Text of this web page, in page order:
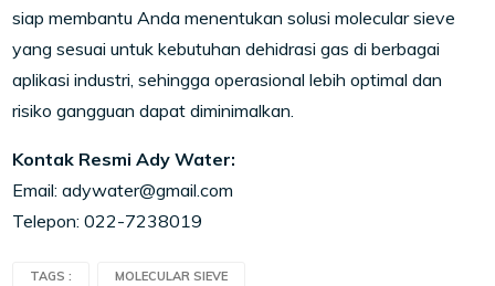
siap membantu Anda menentukan solusi molecular sieve
yang sesuai untuk kebutuhan dehidrasi gas di berbagai
aplikasi industri, sehingga operasional lebih optimal dan
risiko gangguan dapat diminimalkan.
Kontak Resmi Ady Water:
Email: adywater@gmail.com
Telepon: 022-7238019
TAGS : MOLECULAR SIEVE